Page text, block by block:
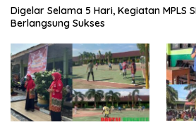
Digelar Selama 5 Hari, Kegiatan MPLS
Berlangsung Sukses